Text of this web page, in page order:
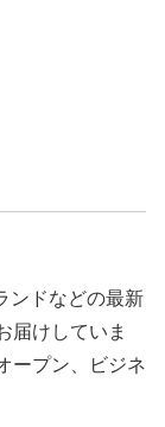
ンドなどの最新
届けしていま
ープン、ビジネ